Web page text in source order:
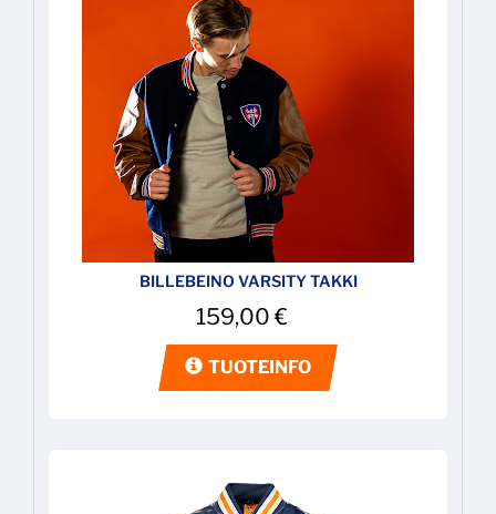
BILLEBEINO VARSITY TAKKI
159,00€
TUOTEINFO